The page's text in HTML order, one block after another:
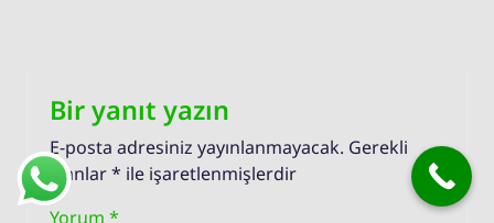
Bir yanıt yazın
E-posta adresiniz yayınlanmayacak. Gerekli
alanlar* ile işaretlenmişlerdir
Yorum *